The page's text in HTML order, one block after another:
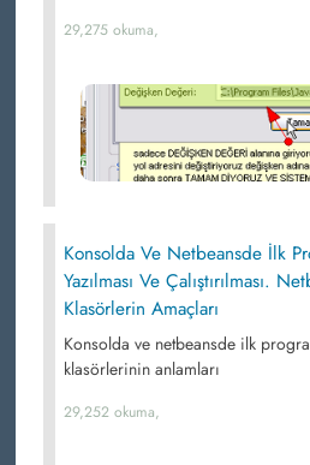
29,275 okuma,
Konsolda Ve Netbeansde İlk
Yazılması Ve Çalıştırılması.
Klasörlerin Amaçları
Konsolda ve netbeansde ilk
klasörlerinin anlamları
29,252 okuma,